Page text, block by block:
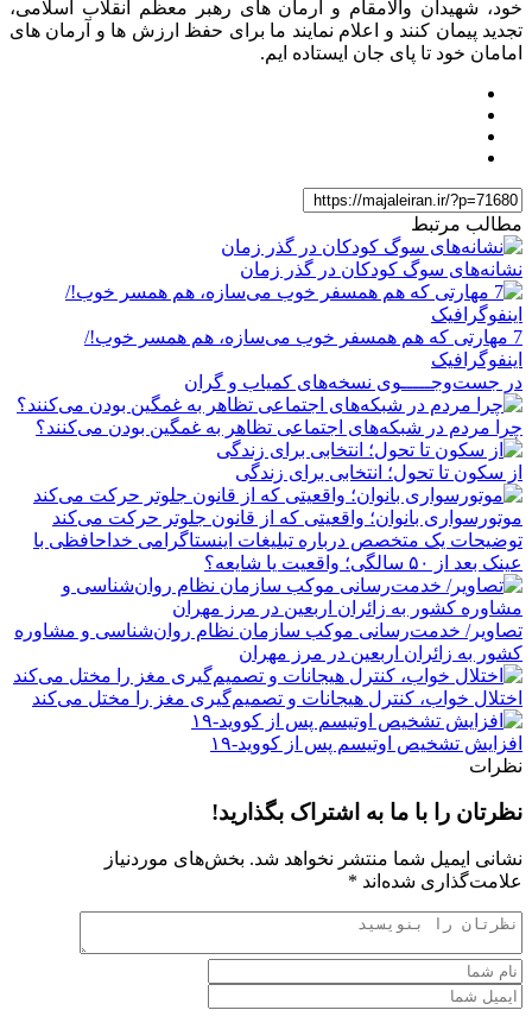
خود، شهیدان والامقام و آرمان های رهبر معظم انقلاب اسلامی،
تجدید پیمان کنند و اعلام نمایند ما برای حفظ ارزش ها و آرمان های
امامان خود تا پای جان ایستاده ایم.
مطالب مرتبط
نشانه‌های سوگ کودکان در گذر زمان
7 مهارتی که هم همسفر خوب می‌سازه، هم همسر خوب!/
اینفوگرافیک
در جست‌وجـــــوی نسخه‌های کمیاب و گران
چرا مردم در شبکه‌های اجتماعی تظاهر به غمگین بودن می‌کنند؟
از سکون تا تحول؛ انتخابی برای زندگی
موتورسواری بانوان؛ واقعیتی که از قانون جلوتر حرکت می‌کند
توضیحات یک متخصص درباره تبلیغات اینستاگرامی خداحافظی با
عینک بعد از ۵۰ سالگی؛ واقعیت یا شایعه؟
تصاویر/ خدمت‌رسانی موکب سازمان نظام روان‌شناسی و مشاوره
کشور به زائران اربعین در مرز مهران
اختلال خواب، کنترل هیجانات و تصمیم‌گیری مغز را مختل می‌کند
افزایش تشخیص اوتیسم پس از کووید-۱۹
نظرات
نظرتان را با ما به اشتراک بگذارید!
نشانی ایمیل شما منتشر نخواهد شد. بخش‌های موردنیاز
علامت‌گذاری شده‌اند *